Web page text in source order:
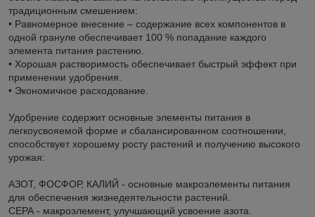
традиционным смешением:
• Равномерное внесение – содержание всех компонентов в
одной грануле обеспечивает 100 % попадание каждого
элемента питания растению.
• Хорошая растворимость обеспечивает быстрый эффект при
применении удобрения.
• Экономичное расходование.
Удобрение содержит основные элементы питания в
легкоусвояемой форме и сбалансированном соотношении,
способствует хорошему росту растений и получению высокого
урожая:
АЗОТ, ФОСФОР, КАЛИЙ - основные макроэлементы питания
для обеспечения жизнедеятельности растений.
СЕРА - макроэлемент, улучшающий усвоение азота.